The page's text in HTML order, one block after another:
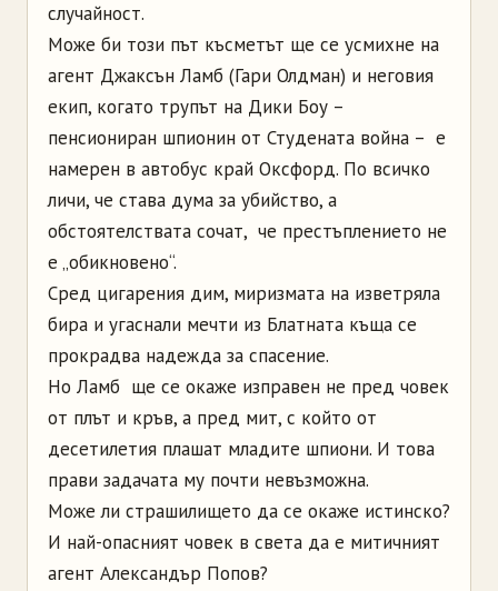
случайност.
Може би този път късметът ще се усмихне на
агент Джаксън Ламб (Гари Олдман) и неговия
екип, когато трупът на Дики Боу –
пенсиониран шпионин от Студената война – е
намерен в автобус край Оксфорд. По всичко
личи, че става дума за убийство, а
обстоятелствата сочат, че престъплението не
е „обикновено“.
Сред цигарения дим, миризмата на изветряла
бира и угаснали мечти из Блатната къща се
прокрадва надежда за спасение.
Но Ламб ще се окаже изправен не пред човек
от плът и кръв, а пред мит, с който от
десетилетия плашат младите шпиони. И това
прави задачата му почти невъзможна.
Може ли страшилището да се окаже истинско?
И най-опасният човек в света да е митичният
агент Александър Попов?